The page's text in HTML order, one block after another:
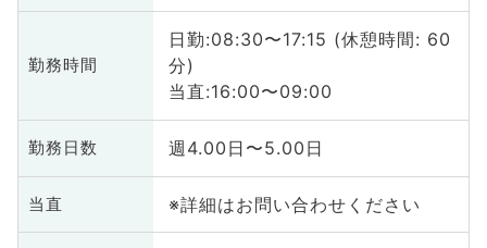
勤務時間
日勤:08:30〜17:15 (休憩時間: 60
分)
当直:16:00〜09:00
勤務日数 週4.00日〜5.00日
当直 ※詳細はお問い合わせください